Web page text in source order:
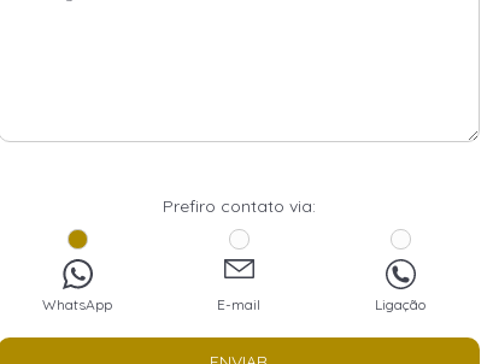
Prefiro contato via:
WhatsApp E-mail Ligação